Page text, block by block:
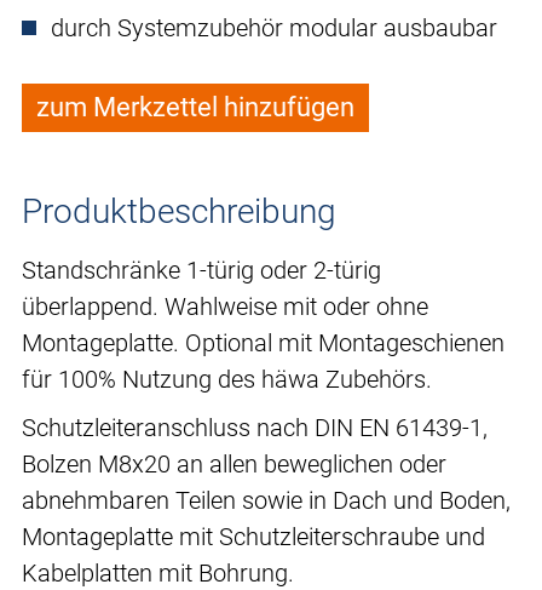
durch Systemzubehör modular ausbaubar
zum Merkzettel hinzufügen
Produktbeschreibung
Standschränke 1-türig oder 2-türig
überlappend. Wahlweise mit oder ohne
Montageplatte. Optional mit Montageschienen
für 100% Nutzung des häwa Zubehörs.
Schutzleiteranschluss nach DIN EN 61439-1,
Bolzen M8x20 an allen beweglichen oder
abnehmbaren Teilen sowie in Dach und Boden,
Montageplatte mit Schutzleiterschraube und
Kabelplatten mit Bohrung.